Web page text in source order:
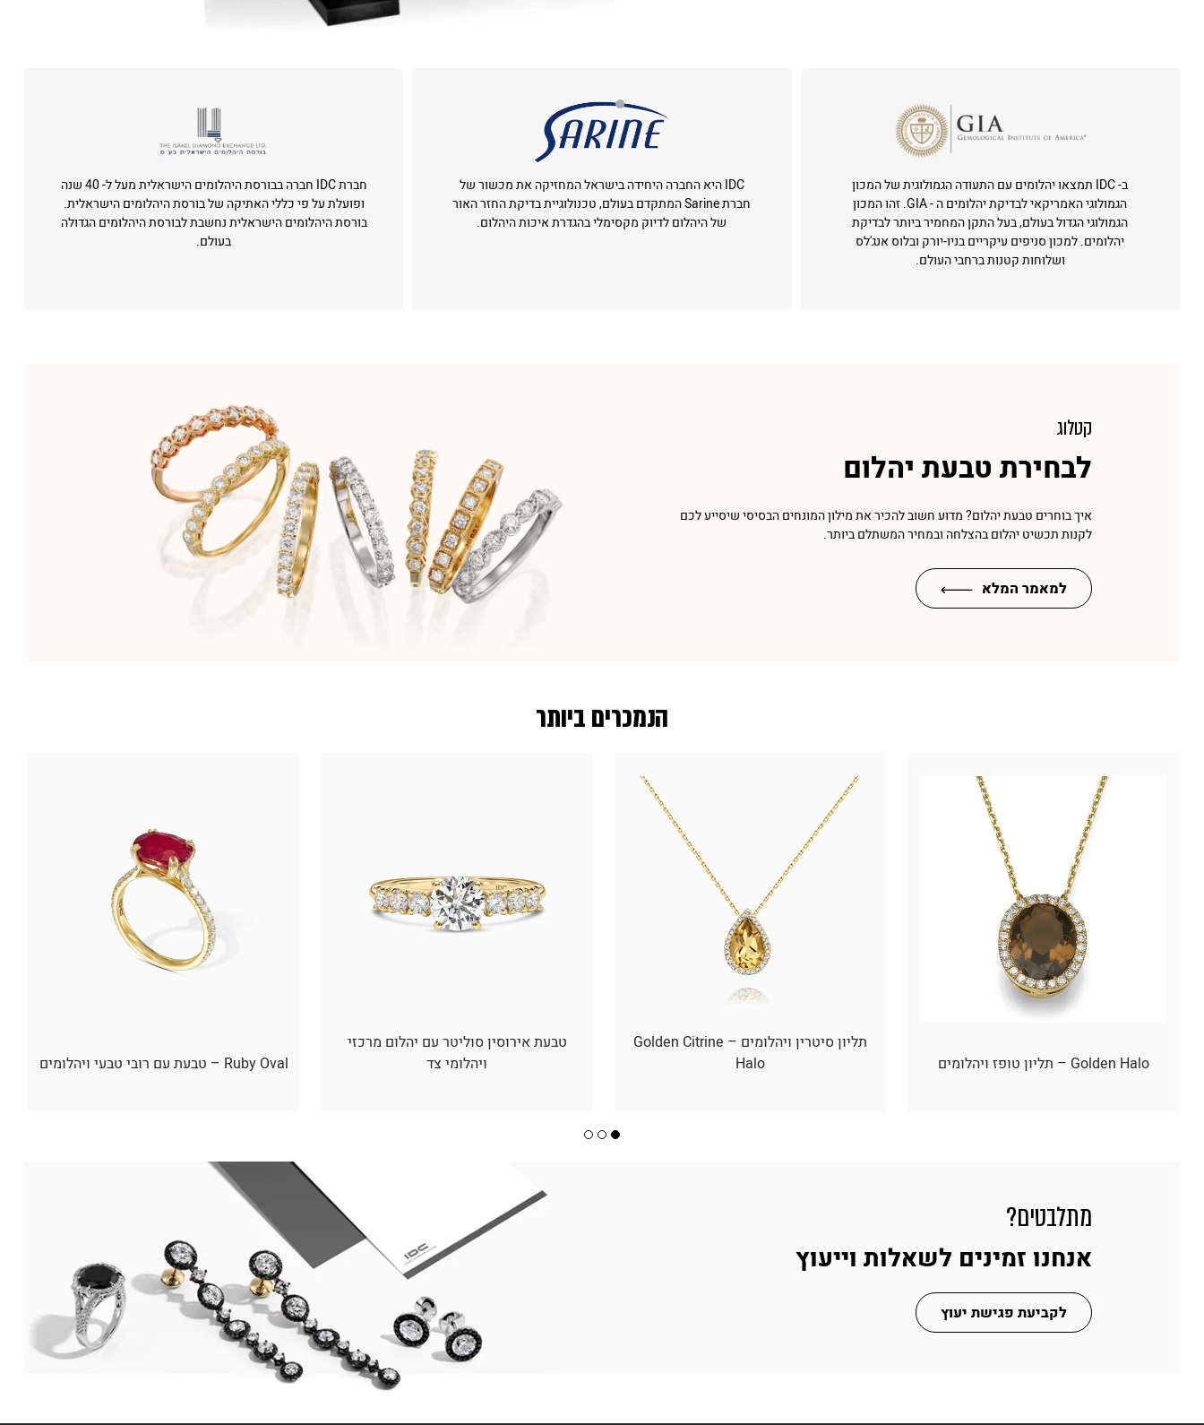
ב- IDC תמצאו יהלומים עם התעודה הגמולוגית של המכון
הגמולוגי האמריקאי לבדיקת יהלומים ה - GIA. זהו המכון
הגמולוגי הגדול בעולם, בעל התקן המחמיר ביותר לבדיקת
יהלומים. למכון סניפים עיקריים בניו-יורק ובלוס אנג'לס
ושלוחות קטנות ברחבי העולם.
IDC היא החברה היחידה בישראל המחזיקה את מכשור של
חברת Sarine המתקדם בעולם, טכנולוגיית בדיקת החזר האור
של היהלום לדיוק מקסימלי בהגדרת איכות היהלום.
חברת IDC חברה בבורסת היהלומים הישראלית מעל ל- 40 שנה
ופועלת על פי כללי האתיקה של בורסת היהלומים הישראלית.
בורסת היהלומים הישראלית נחשבת לבורסת היהלומים הגדולה
בעולם.
קטלוג
לבחירת טבעת יהלום
איך בוחרים טבעת יהלום? מדוע חשוב להכיר את מילון המונחים הבסיסי שיסייע לכם
לקנות תכשיט יהלום בהצלחה ובמחיר המשתלם ביותר.
למאמר המלא
הנמכרים ביותר
Golden Halo – תליון טופז ויהלומים
תליון סיטרין ויהלומים – Golden Citrine
Halo
טבעת אירוסין סוליטר עם יהלום מרכזי
ויהלומי צד
Ruby Oval – טבעת עם רובי טבעי ויהלומים
מתלבטים?
אנחנו זמינים לשאלות וייעוץ
לקביעת פגישת יעוץ